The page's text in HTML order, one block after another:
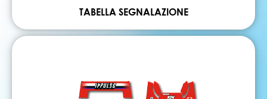
TABELLA SEGNALAZIONE